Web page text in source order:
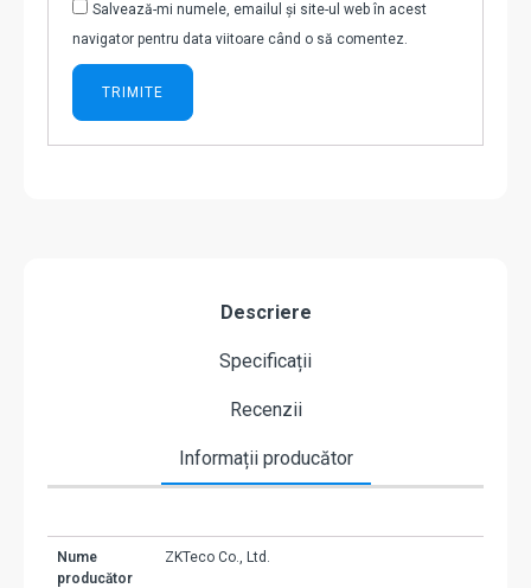
Salvează-mi numele, emailul și site-ul web în acest
navigator pentru data viitoare când o să comentez.
Descriere
Specificații
Recenzii
Informații producător
Nume
producător
ZKTeco Co., Ltd.